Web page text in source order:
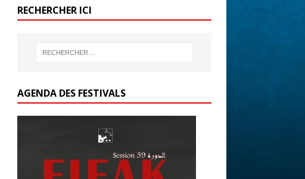
RECHERCHER ICI
AGENDA DES FESTIVALS